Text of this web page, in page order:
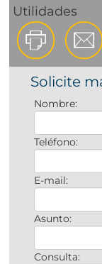
Utilidades
Solicite
Nombre:
Teléfono:
E-mail:
Asunto:
Consulta: